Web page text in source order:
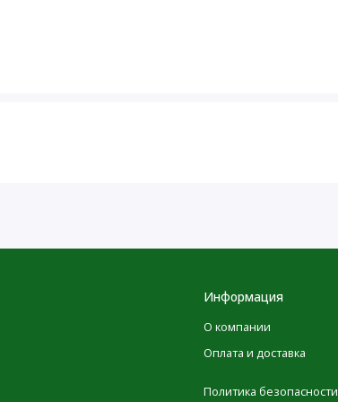
ЧТОБЫ ПОВЫСИТЬ
% от суточной
Информация
О компании
Оплата и доставка
Политика безопасности